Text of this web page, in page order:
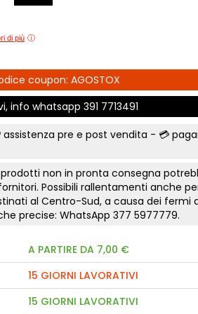
Collezione
Scegli il
Prima
Letto a
Letti
Mostra tutti
Comfort
Industry
armadi
gruppi collezione
notte Surf
Orizzonte
Tomasella
Aloe Young
Luna young
Collezione
Mostra tutti
di più
coupon: AGOSTOX
info whatsapp 391 7713491
assistenza pre e post vendita - 💳
non in pronta consegna
Possibili rallentamenti anche
al Centro-Sud, a causa dei fermi
precise: WhatsApp 377 5977779.
A PARTIRE DA 7,00 €
15 GIORNI LAVORATIVI
15 GIORNI LAVORATIVI